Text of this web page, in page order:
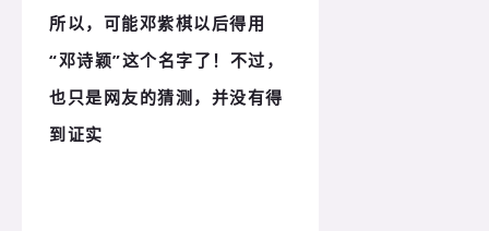
所以，可能邓紫棋以后得用
“邓诗颖”这个名字了！不过，
也只是网友的猜测，并没有得
到证实